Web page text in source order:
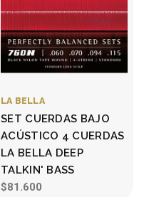
LA BELLA
SET CUERDAS BAJO
ACÚSTICO 4 CUERDAS
LA BELLA DEEP
TALKIN' BASS
$81.600